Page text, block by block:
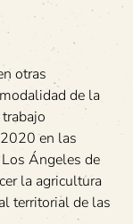
otras
de la
en las
Ángeles de
la agricultura
territorial de las